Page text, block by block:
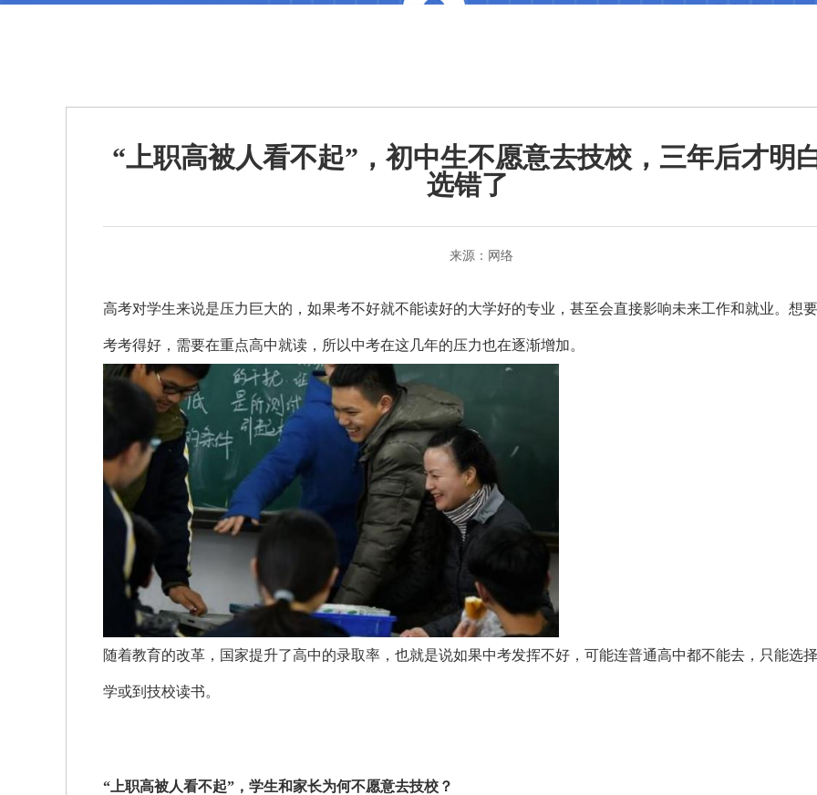
“上职高被人看不起”，初中生不愿意去技校，三年后才明
选错了
来源：网络
高考对学生来说是压力巨大的，如果考不好就不能读好的大学好的专业，甚至会直接影响未来工作和就业。想
考考得好，需要在重点高中就读，所以中考在这几年的压力也在逐渐增加。
随着教育的改革，国家提升了高中的录取率，也就是说如果中考发挥不好，可能连普通高中都不能去，只能选
学或到技校读书。
“上职高被人看不起”，学生和家长为何不愿意去技校？